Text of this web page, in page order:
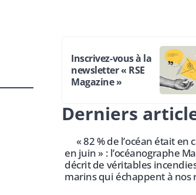
Inscrivez-vous à la
newsletter « RSE
Magazine »
Derniers
« 82 % de l’océan était en
en juin » : l’océanographe
décrit de véritables
marins qui échappent à nos